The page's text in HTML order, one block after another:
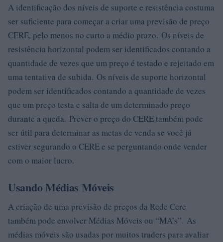
A identificação dos níveis de suporte e resistência costuma
ser suficiente para começar a criar uma previsão de preço
CERE, pelo menos no curto a médio prazo. Os níveis de
resistência horizontal podem ser identificados contando a
quantidade de vezes que um preço é testado e rejeitado em
uma tentativa de subida. Os níveis de suporte horizontal
podem ser identificados contando a quantidade de vezes
que um preço testa e salta de um determinado preço
durante a queda. Prever o preço do CERE também pode
ser útil para determinar as metas de venda se você já
estiver segurando o CERE e se perguntando onde vender
com o maior lucro.
Usando Médias Móveis
A criação de uma previsão de preços da Rede Cere
também pode envolver Médias Móveis ou “MA’s”. As
médias móveis são usadas por muitos traders para avaliar